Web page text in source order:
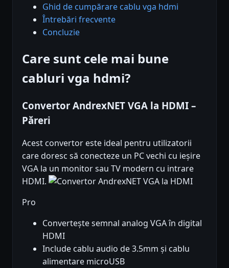
Ghid de cumpărare cablu vga hdmi
Întrebări frecvente
Concluzie
Care sunt cele mai bune
cabluri vga hdmi?
Convertor AndrexNET VGA la HDMI –
Păreri
Acest convertor este ideal pentru utilizatorii
care doresc să conecteze un PC vechi cu ieșire
VGA la un monitor sau TV modern cu intrare
HDMI.
Pro
Convertește semnal analog VGA în digital
HDMI
Include cablu audio de 3.5mm și cablu
alimentare microUSB